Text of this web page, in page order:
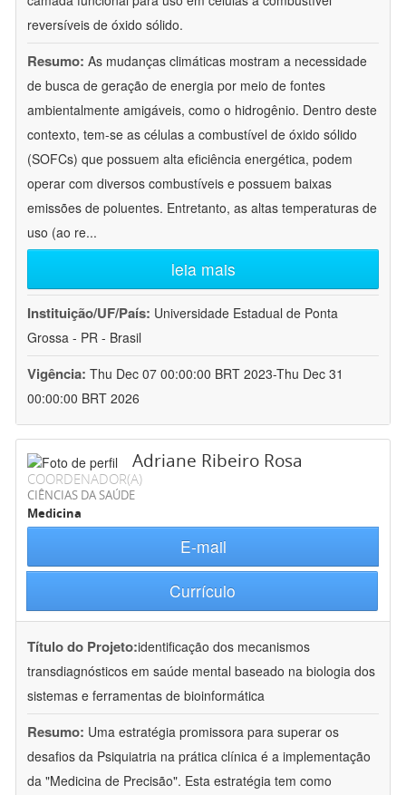
reversíveis de óxido sólido.
Resumo: As mudanças climáticas mostram a necessidade
de busca de geração de energia por meio de fontes
ambientalmente amigáveis, como o hidrogênio. Dentro deste
contexto, tem-se as células a combustível de óxido sólido
(SOFCs) que possuem alta eficiência energética, podem
operar com diversos combustíveis e possuem baixas
emissões de poluentes. Entretanto, as altas temperaturas de
uso (ao re...
leia mais
Instituição/UF/País: Universidade Estadual de Ponta
Grossa - PR - Brasil
Vigência: Thu Dec 07 00:00:00 BRT 2023-Thu Dec 31
00:00:00 BRT 2026
Adriane Ribeiro Rosa
COORDENADOR(A)
CIÊNCIAS DA SAÚDE
Medicina
E-mail
Currículo
Título do Projeto:identificação dos mecanismos
transdiagnósticos em saúde mental baseado na biologia dos
sistemas e ferramentas de bioinformática
Resumo: Uma estratégia promissora para superar os
desafios da Psiquiatria na prática clínica é a implementação
da "Medicina de Precisão". Esta estratégia tem como